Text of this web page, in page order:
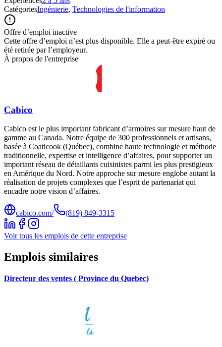
CatégoriesIngénierie, Technologies de l'information
Offre d’emploi inactive
Cette offre d’emploi n’est plus disponible. Elle a peut-être expiré ou
été retirée par l’employeur.
À propos de l'entreprise
Cabico
Cabico est le plus important fabricant d’armoires sur mesure haut de
gamme au Canada. Notre équipe de 300 professionnels et artisans,
basée à Coaticook (Québec), combine haute technologie et méthode
traditionnelle, expertise et intelligence d’affaires, pour supporter un
important réseau de détaillants cuisinistes parmi les plus prestigieux
en Amérique du Nord. Notre approche sur mesure englobe autant la
réalisation de projets complexes que l’esprit de partenariat qui
encadre notre vision d’affaires.
cabico.com/ (819) 849-3315
Voir tous les emplois de cette entreprise
Emplois similaires
Directeur des ventes ( Province du Quebec)